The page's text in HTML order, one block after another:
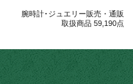
腕時計･ジュエリー販売・通販
取扱商品 59,190点